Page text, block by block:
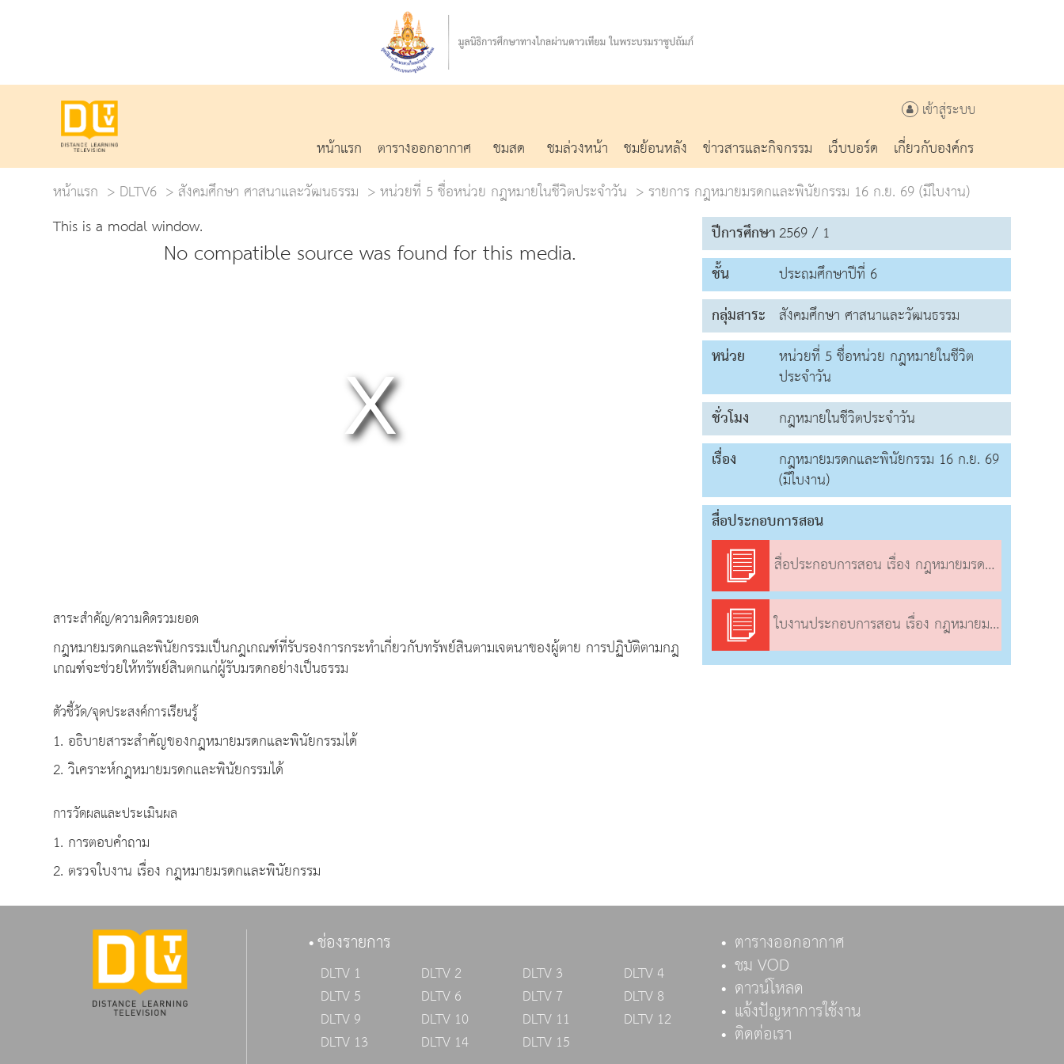
เข้าสู่ระบบ
หน้าแรก ตารางออกอากาศ ชมสด ชมล่วงหน้า ชมย้อนหลัง ข่าวสารและกิจกรรม เว็บบอร์ด
เกี่ยวกับองค์กร
หน้าแรก
DLTV6 สังคมศึกษา ศาสนาและวัฒนธรรม หน่วยที่ 5 ชื่อหน่วย กฎหมายในชีวิตประจำวัน
รายการ กฎหมายมรดกและพินัยกรรม 16 ก.ย. 69 (มีใบงาน)
This is a modal window.
No compatible source was found for this media.
สาระสำคัญ/ความคิดรวมยอด
กฎหมายมรดกและพินัยกรรมเป็นกฎเกณฑ์ที่รับรองการกระทำเกี่ยวกับทรัพย์สินตามเจตนาของผู้ตาย การปฏิบัติตามกฎ
เกณฑ์จะช่วยให้ทรัพย์สินตกแก่ผู้รับมรดกอย่างเป็นธรรม
ตัวชี้วัด/จุดประสงค์การเรียนรู้
1. อธิบายสาระสำคัญของกฎหมายมรดกและพินัยกรรมได้
2. วิเคราะห์กฎหมายมรดกและพินัยกรรมได้
การวัดผลและประเมินผล
1. การตอบคำถาม
2. ตรวจใบงาน เรื่อง กฎหมายมรดกและพินัยกรรม
ปีการศึกษา2569 / 1
ชั้น
ประถมศึกษาปีที่ 6
กลุ่มสาระ สังคมศึกษา ศาสนาและวัฒนธรรม
หน่วย
หน่วยที่ 5 ชื่อหน่วย กฎหมายในชีวิต
ประจำวัน
ชั่วโมง
กฎหมายในชีวิตประจำวัน
เรื่อง
กฎหมายมรดกและพินัยกรรม 16 ก.ย. 69
(มีใบงาน)
สื่อประกอบการสอน
สื่อประกอบการสอน เรื่อง กฎหมายมรดกและพินัยกรรม
ใบงานประกอบการสอน เรื่อง กฎหมายมรดกและพินัยกรรม
ช่องรายการ
DLTV 1 DLTV 2 DLTV 3
DLTV 4
DLTV 5
DLTV 6 DLTV 7
DLTV 8
DLTV 9
DLTV 10 DLTV 11
DLTV 12
DLTV 13
DLTV 14 DLTV 15
ตารางออกอากาศ
ชม VOD
ดาวน์โหลด
แจ้งปัญหาการใช้งาน
ติดต่อเรา